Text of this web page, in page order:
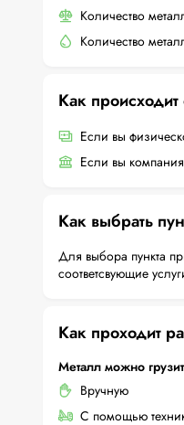
Количество
Количество
Как
Если вы
Если вы
Как выбрать
Для выбора пункта
соответсвующие
Как проходит
Металл можно
Вручную
С помощью